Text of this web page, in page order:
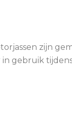
zijn
gebruik